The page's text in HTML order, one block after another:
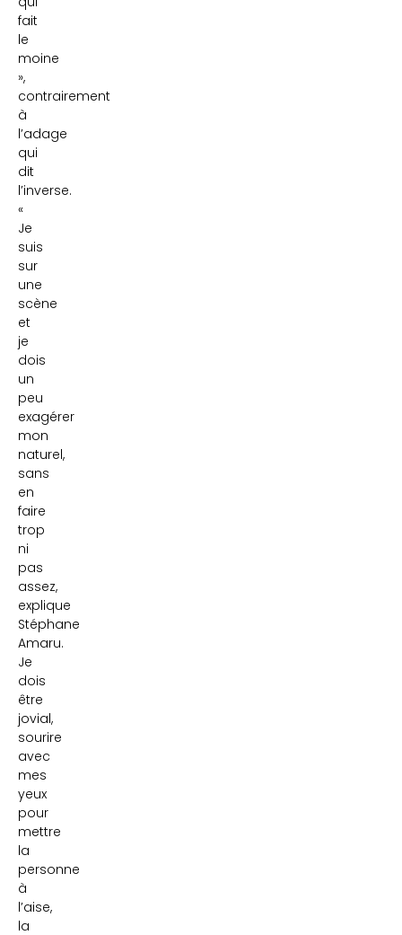
fait
le
moine
»,
contrairement
à
l’adage
qui
dit
l’inverse.
«
Je
suis
sur
une
scène
et
je
dois
un
peu
exagérer
mon
naturel,
sans
en
faire
trop
ni
pas
assez,
explique
Stéphane
Amaru.
Je
dois
être
jovial,
sourire
avec
mes
yeux
pour
mettre
la
personne
à
l’aise,
la